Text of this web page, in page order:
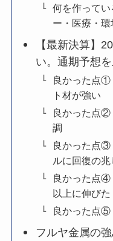
何を作って
ー・医療・
【最新決算】
い。通期予想
良かった点①
ト材が強い
良かった点②
調
良かった点③
ルに回復の兆
良かった点④
以上に伸びた
良かった点⑤
フルヤ金属の